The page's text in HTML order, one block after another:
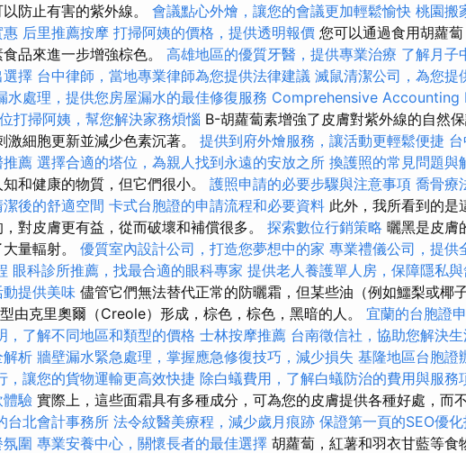
防止有害的紫外線。 會議點心外燴，讓您的會議更加輕鬆愉快 桃園搬
惠 后里推薦按摩 打掃阿姨的價格，提供透明報價 您可以通過食用胡蘿
品來進一步增強棕色。 高雄地區的優質牙醫，提供專業治療 了解月子
選擇 台中律師，當地專業律師為您提供法律建議 滅鼠清潔公司，為您提
水處理，提供您房屋漏水的最佳修復服務 Comprehensive Accounting
打掃阿姨，幫您解決家務煩惱 Β-胡蘿蔔素增強了皮膚對紫外線的自然
激細胞更新並減少色素沉著。 提供到府外燴服務，讓活動更輕鬆便捷
推薦 選擇合適的塔位，為親人找到永遠的安放之所 換護照的常見問題與
和健康的物質，但它們很小。 護照申請的必要步驟與注意事項 喬骨療
後的舒適空間 卡式台胞證的申請流程和必要資料 此外，我所看到的是
對皮膚更有益，從而破壞和補償很多。 探索數位行銷策略 曬黑是皮膚
量輻射。 優質室內設計公司，打造您夢想中的家 專業禮儀公司，提供
眼科診所推薦，找最合適的眼科專家 提供老人養護單人房，保障隱私與
提供美味 儘管它們無法替代正常的防曬霜，但某些油（例如鱷梨或椰
由克里奧爾（Creole）形成，棕色，棕色，黑暗的人。 宜蘭的台胞證
，了解不同地區和類型的價格 士林按摩推薦 台南徵信社，協助您解決
解析 牆壁漏水緊急處理，掌握應急修復技巧，減少損失 基隆地區台胞證
，讓您的貨物運輸更高效快捷 除白蟻費用，了解白蟻防治的費用與服務
體驗 實際上，這些面霜具有多種成分，可為您的皮膚提供各種好處，而
台北會計事務所 法令紋醫美療程，減少歲月痕跡 保證第一頁的SEO優
圍 專業安養中心，關懷長者的最佳選擇 胡蘿蔔，紅薯和羽衣甘藍等食